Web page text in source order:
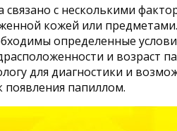
с несколькими
кожей или
определенные
и возраст
для диагностики и
папиллом.